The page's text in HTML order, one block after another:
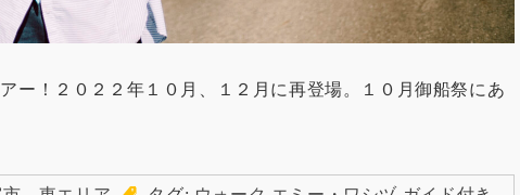
ー！２０２２年１０月、１２月に再登場。１０月御船祭にあ